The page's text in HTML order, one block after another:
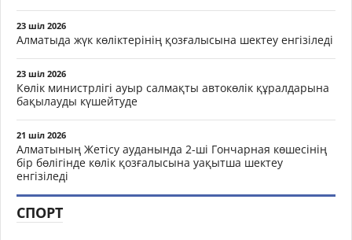
23 шіл 2026
Алматыда жүк көліктерінің қозғалысына шектеу енгізіледі
23 шіл 2026
Көлік министрлігі ауыр салмақты автокөлік құралдарына
бақылауды күшейтуде
21 шіл 2026
Алматының Жетісу ауданында 2-ші Гончарная көшесінің
бір бөлігінде көлік қозғалысына уақытша шектеу
енгізіледі
СПОРТ